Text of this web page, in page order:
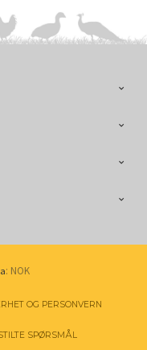
: NOK
OG PERSONVERN
SPØRSMÅL